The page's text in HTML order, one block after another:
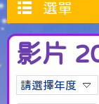
選單
影片
請選擇年度